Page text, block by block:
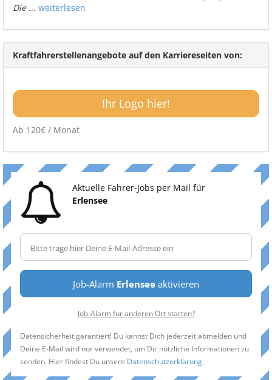
Die... weiterlesen
Kraftfahrerstellenangebote auf den Karriereseiten von:
Ihr Logo hier!
Ab 120€ / Monat
Aktuelle Fahrer-Jobs per Mail für
Erlensee
Job-Alarm Erlensee aktivieren
Job-Alarm für anderen Ort starten?
Datensicherheit garantiert! Du kannst Dich jederzeit abmelden und
Deine E-Mail wird nur verwendet, um Dir nützliche Informationen zu
senden. Hier findest Du unsere Datenschutzerklärung.